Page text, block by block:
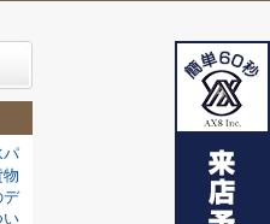
パ
物
デ
い